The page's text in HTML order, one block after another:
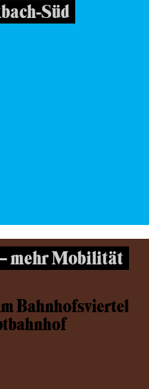
Süd
mehr Mobilität
Bahnhofsviertel